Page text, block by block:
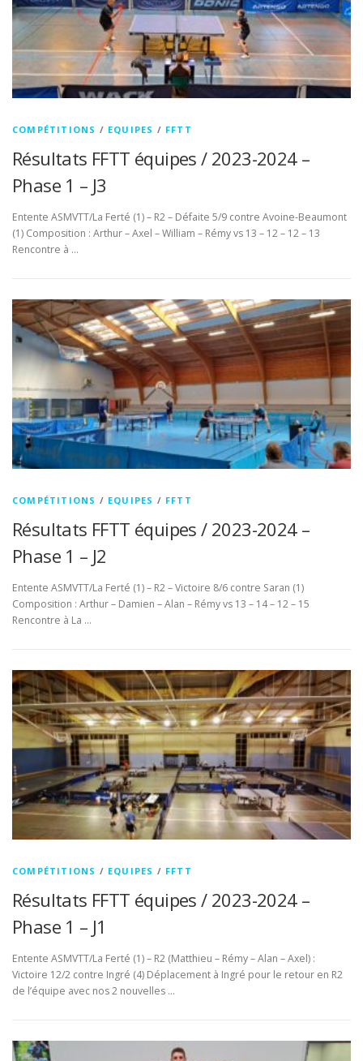
COMPÉTITIONS / EQUIPES / FFTT
Résultats FFTT équipes / 2023-2024 –
Phase 1 – J3
Entente ASMVTT/La Ferté (1) – R2 – Défaite 5/9 contre Avoine-Beaumont
(1) Composition : Arthur – Axel – William – Rémy vs 13 – 12 – 12 – 13
Rencontre à …
COMPÉTITIONS / EQUIPES / FFTT
Résultats FFTT équipes / 2023-2024 –
Phase 1 – J2
Entente ASMVTT/La Ferté (1) – R2 – Victoire 8/6 contre Saran (1)
Composition : Arthur – Damien – Alan – Rémy vs 13 – 14 – 12 – 15
Rencontre à La …
COMPÉTITIONS / EQUIPES / FFTT
Résultats FFTT équipes / 2023-2024 –
Phase 1 – J1
Entente ASMVTT/La Ferté (1) – R2 (Matthieu – Rémy – Alan – Axel) :
Victoire 12/2 contre Ingré (4) Déplacement à Ingré pour le retour en R2
de l’équipe avec nos 2 nouvelles …